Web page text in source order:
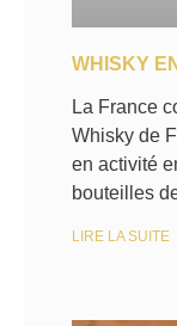
WHISKY
La France
Whisky de
en activité
bouteilles
LIRE LA SUITE